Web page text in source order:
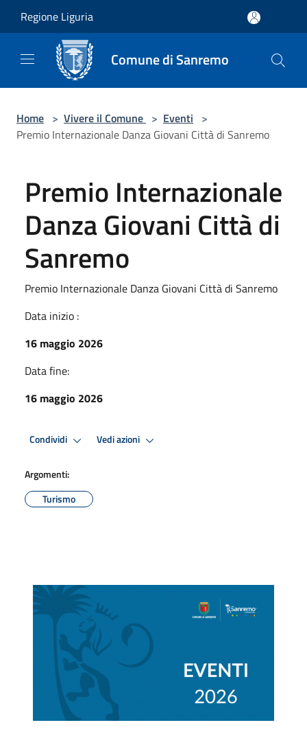
Regione Liguria
Comune di Sanremo
Home > Vivere il Comune > Eventi >
Premio Internazionale Danza Giovani Città di Sanremo
Premio Internazionale
Danza Giovani Città di
Sanremo
Premio Internazionale Danza Giovani Città di Sanremo
Data inizio :
16 maggio 2026
Data fine:
16 maggio 2026
Condividi Vedi azioni
Argomenti:
Turismo